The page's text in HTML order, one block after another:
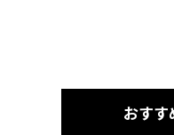
おすす